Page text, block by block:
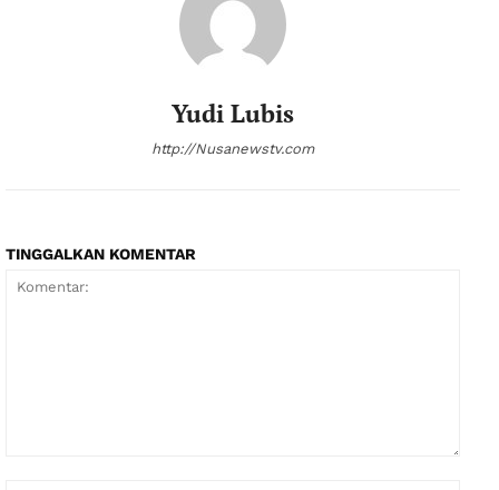
Yudi Lubis
http://Nusanewstv.com
TINGGALKAN KOMENTAR